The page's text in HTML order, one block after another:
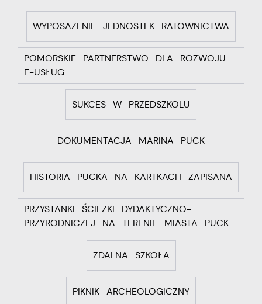
WYPOSAŻENIE JEDNOSTEK RATOWNICTWA
POMORSKIE PARTNERSTWO DLA ROZWOJU
E-USŁUG
SUKCES W PRZEDSZKOLU
DOKUMENTACJA MARINA PUCK
HISTORIA PUCKA NA KARTKACH ZAPISANA
PRZYSTANKI ŚCIEŻKI DYDAKTYCZNO-
PRZYRODNICZEJ NA TERENIE MIASTA PUCK
ZDALNA SZKOŁA
PIKNIK ARCHEOLOGICZNY